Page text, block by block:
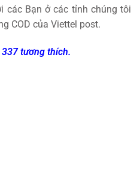
các Bạn ở các tỉnh chúng tôi
COD của Viettel post.
tương thích.